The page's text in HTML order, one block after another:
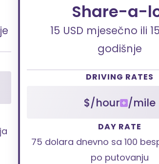
Share-a-
15 USD mjesečno ili
godišnje
DRIVING RATES
$/hour /mile
DAY RATE
75 dolara dnevno sa 100
po putovanju